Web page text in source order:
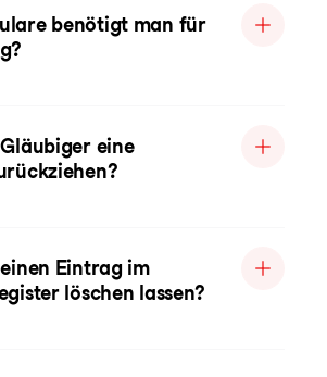
benötigt man für
eine
Eintrag im
löschen lassen?